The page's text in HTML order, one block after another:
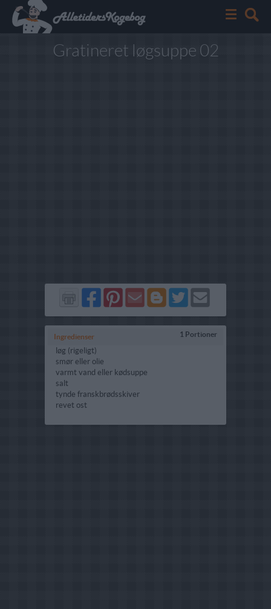
Gratineret løgsuppe 02
Del
på
Facebook
Del
på
Pinterest
Send
via
GMail
Del
på
Blogger
Del
på
Twitter
Send
Ingredienser 1 Portioner
løg (rigeligt)
smør eller olie
varmt vand eller kødsuppe
salt
tynde franskbrødsskiver
revet ost